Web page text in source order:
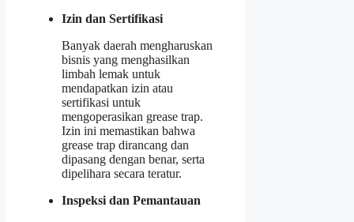
Izin dan Sertifikasi
Banyak daerah mengharuskan
bisnis yang menghasilkan
limbah lemak untuk
mendapatkan izin atau
sertifikasi untuk
mengoperasikan grease trap.
Izin ini memastikan bahwa
grease trap dirancang dan
dipasang dengan benar, serta
dipelihara secara teratur.
Inspeksi dan Pemantauan